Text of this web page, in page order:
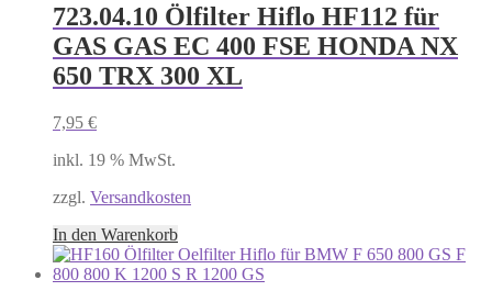
723.04.10 Ölfilter Hiflo HF112 für
GAS GAS EC 400 FSE HONDA NX
650 TRX 300 XL
7,95 €
inkl. 19 % MwSt.
zzgl. Versandkosten
In den Warenkorb